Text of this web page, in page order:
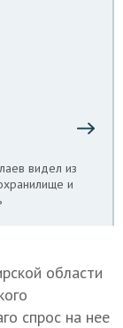
видел из
и
области
спрос на нее